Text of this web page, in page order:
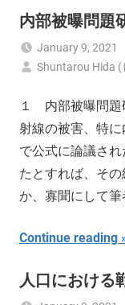
内部被曝問題
January 9, 2021
Shuntarou Hida
１ 内部被曝問題
射線の被害、特
で公式に論議さ
たとすれば、そ
か、寡聞にして筆
Continue reading
人口における